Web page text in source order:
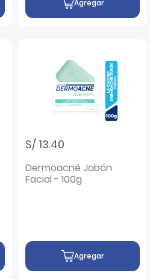
Agregar
S/ 13.40
Dermoacné Jabón
Facial - 100g
Agregar